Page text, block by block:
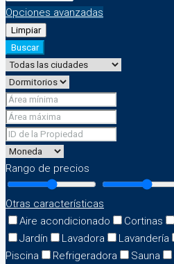
Opciones avanzadas
Limpiar
Buscar
Rango de precios
Otras características
Aire acondicionado
Cortinas
Jardín
Lavadora Lavandería
Piscina
Refrigeradora Sauna